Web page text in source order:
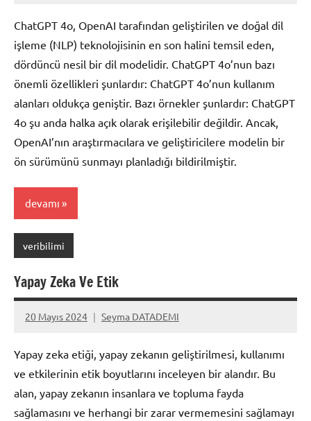
ChatGPT 4o, OpenAI tarafından geliştirilen ve doğal dil
işleme (NLP) teknolojisinin en son halini temsil eden,
dördüncü nesil bir dil modelidir. ChatGPT 4o’nun bazı
önemli özellikleri şunlardır: ChatGPT 4o’nun kullanım
alanları oldukça geniştir. Bazı örnekler şunlardır: ChatGPT
4o şu anda halka açık olarak erişilebilir değildir. Ancak,
OpenAI’nın araştırmacılara ve geliştiricilere modelin bir
ön sürümünü sunmayı planladığı bildirilmiştir.
devamı
veribilimi
Yapay Zeka Ve Etik
20 Mayıs 2024 Seyma DATADEMI
Yorum
Yapay zeka etiği, yapay zekanın geliştirilmesi, kullanımı
ve etkilerinin etik boyutlarını inceleyen bir alandır. Bu
alan, yapay zekanın insanlara ve topluma fayda
sağlamasını ve herhangi bir zarar vermemesini sağlamayı